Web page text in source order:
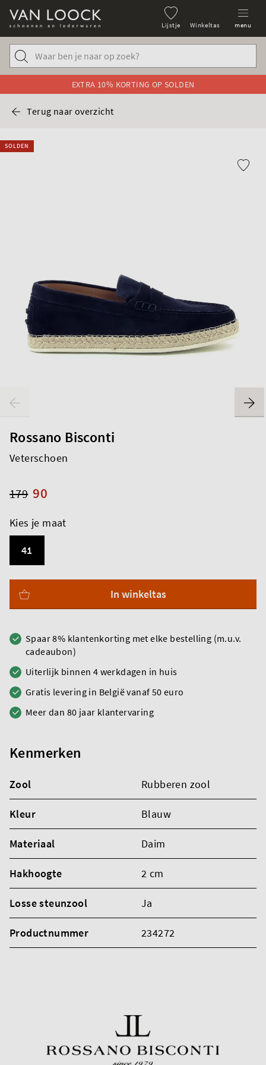
Lijstje Winkeltas menu
EXTRA 10% KORTING OP SOLDEN
Terug naar overzicht
SOLDEN
Rossano Bisconti
Veterschoen
90
179
Kies je maat
41
In winkeltas
Spaar 8% klantenkorting met elke bestelling (m.u.v.
cadeaubon)
Uiterlijk binnen 4 werkdagen in huis
Gratis levering in België vanaf 50 euro
Meer dan 80 jaar klantervaring
Kenmerken
Zool Rubberen zool
Kleur Blauw
Materiaal Daim
Hakhoogte 2 cm
Losse steunzool Ja
Productnummer 234272